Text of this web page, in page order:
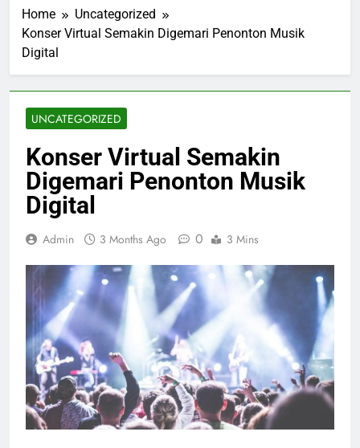
Home
Uncategorized
Konser Virtual Semakin Digemari Penonton Musik
Digital
UNCATEGORIZED
Konser Virtual Semakin
Digemari Penonton Musik
Digital
Admin 3 Months Ago 0 3 Mins